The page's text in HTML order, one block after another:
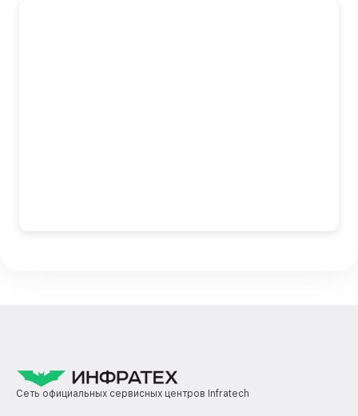
Сеть официальных сервисных центров Infratech